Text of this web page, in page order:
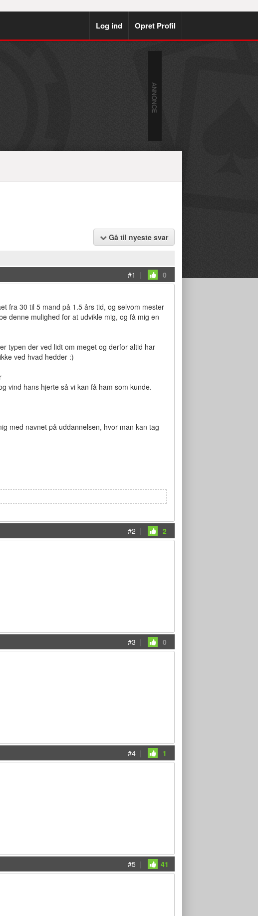
Log ind Opret Profil
Gå til nyeste svar
#1 | 0
fra 30 til 5 mand på 1.5 års tid, og selvom mester
denne mulighed for at udvikle mig, og få mig en
typen der ved lidt om meget og derfor altid har
ved hvad hedder :)
vind hans hjerte så vi kan få ham som kunde.
med navnet på uddannelsen, hvor man kan tag
#2 | 2
#3 | 0
#4 | 1
#5 | 41